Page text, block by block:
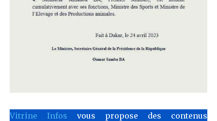
Vitrine Infos vous propose des contenus